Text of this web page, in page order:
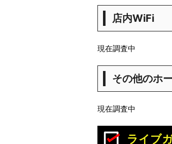
店内WiFi
現在調査中
その他のホ
現在調査中
ライブ